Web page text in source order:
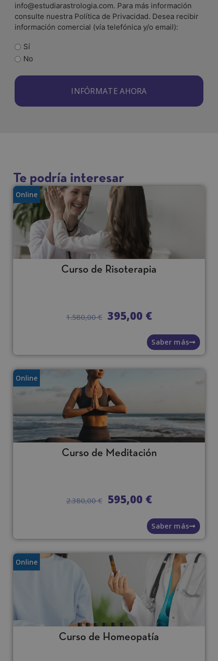
info@estudiarastrologia.com. Para más información
consulte nuestra Política de Privacidad. Desea recibir
información comercial (vía telefónica y/o email):
Sí
No
r
n
a
t
i
:
Te podría interesar
Online
Curso de Risoterapia
1.580,00€ 395,00 €
Saber más
Online
Curso de Meditación
2.380,00€ 595,00 €
Saber más
Online
Curso de Homeopatía